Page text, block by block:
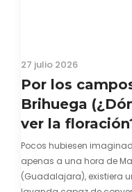
27 julio 2026
Por los
Brihuega
ver la
Pocos hubiesen
apenas a una hora de
(Guadalajara), existiera